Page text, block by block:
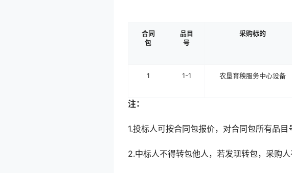
合同
包
品目
号
采购标的
1 1-1 农垦育秧服务中心设备
注：
1.投标人可按合同包报价，对合同包所有品
2.中标人不得转包他人，若发现转包，采购人